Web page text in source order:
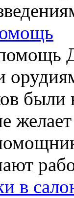
были
в